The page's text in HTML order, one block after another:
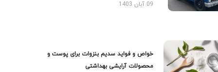
09 آبان 1403
خواص و فواید سدیم بنزوات برای پوست و
محصولات آرایشی بهداشتی